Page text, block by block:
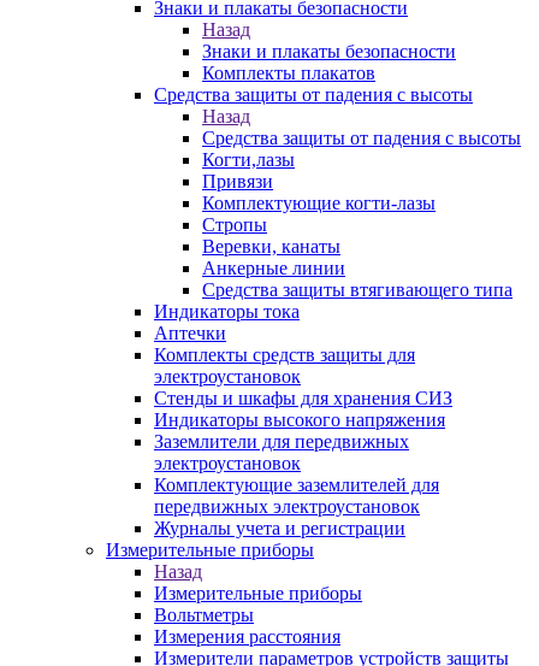
Знаки и плакаты безопасности
Назад
Знаки и плакаты безопасности
Комплекты плакатов
Средства защиты от падения с высоты
Назад
Средства защиты от падения с высоты
Когти,лазы
Привязи
Комплектующие когти-лазы
Стропы
Веревки, канаты
Анкерные линии
Средства защиты втягивающего типа
Индикаторы тока
Аптечки
Комплекты средств защиты для
электроустановок
Стенды и шкафы для хранения СИЗ
Индикаторы высокого напряжения
Заземлители для передвижных
электроустановок
Комплектующие заземлителей для
передвижных электроустановок
Журналы учета и регистрации
Измерительные приборы
Назад
Измерительные приборы
Вольтметры
Измерения расстояния
Измерители параметров устройств защиты